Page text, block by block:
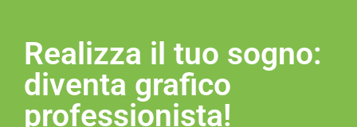
Realizza il tuo sogno:
diventa grafico
professionista!